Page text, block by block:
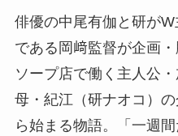
俳優の中尾有伽と研が
である岡﨑監督が企画
ソープ店で働く主人公
母・紀江（研ナオコ）
ら始まる物語。「一週